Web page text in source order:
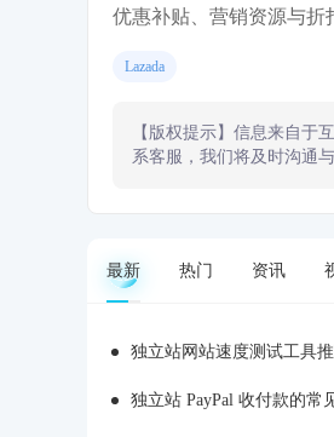
优惠补贴、营销资源与折
Lazada
【版权提示】信息来自于
系客服，我们将及时沟通
最新 热门 资讯
独立站网站速度测试工具
独立站 PayPal 收付款的常